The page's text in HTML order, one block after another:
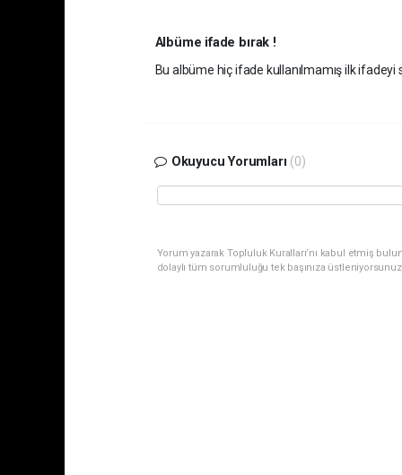
Albüme ifade bırak !
Bu albüme hiç ifade kullanılmamış ilk ifadeyi
Okuyucu Yorumları (0)
Yorum yazarak Topluluk Kuralları’nı kabul etmiş
dolaylı tüm sorumluluğu tek başınıza